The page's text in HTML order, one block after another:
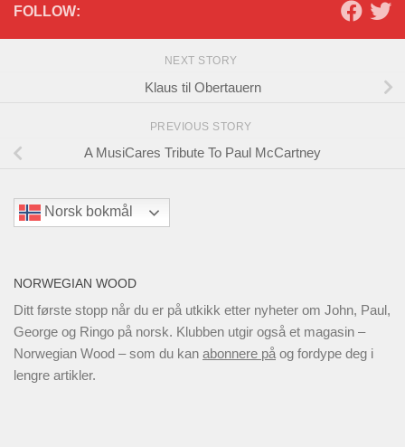
FOLLOW:
NEXT STORY
Klaus til Obertauern
PREVIOUS STORY
A MusiCares Tribute To Paul McCartney
Norsk bokmål
NORWEGIAN WOOD
Ditt første stopp når du er på utkikk etter nyheter om John, Paul,
George og Ringo på norsk. Klubben utgir også et magasin –
Norwegian Wood – som du kan abonnere på og fordype deg i
lengre artikler.